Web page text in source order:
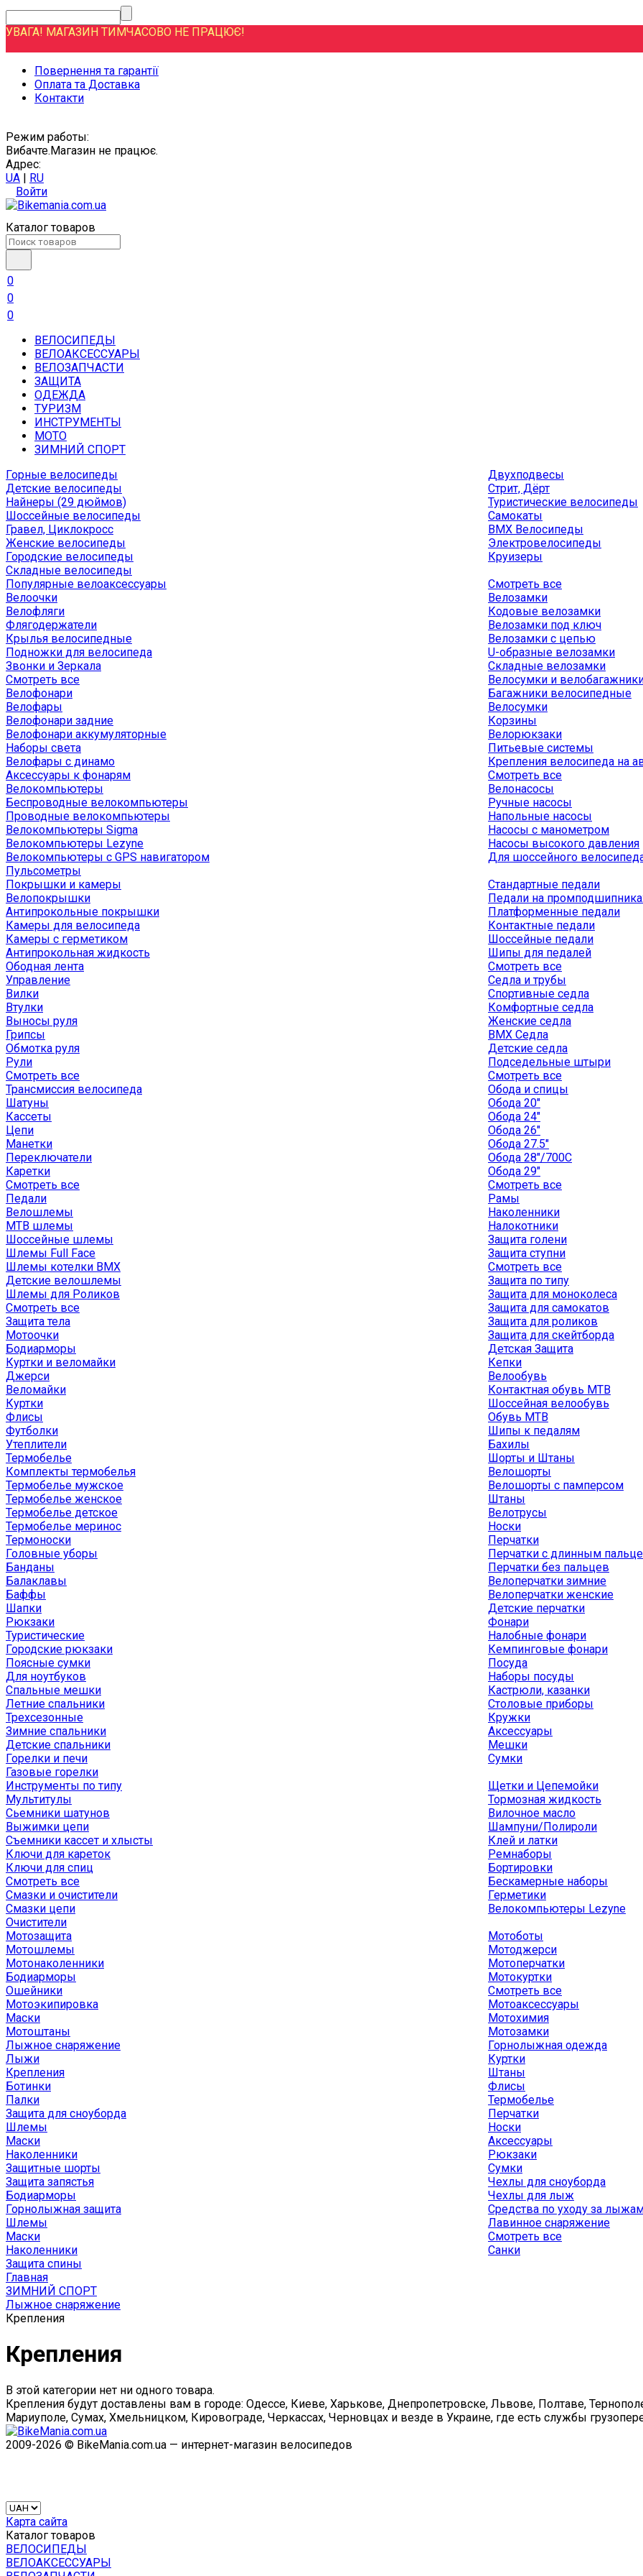
УВАГА! МАГАЗИН ТИМЧАСОВО НЕ ПРАЦЮЄ!
Повернення та гарантії
Оплата та Доставка
Контакти
Режим работы:
Вибачте.Магазин не працює.
Адрес:
UA | RU
Войти
Каталог товаров
0
0
0
ВЕЛОСИПЕДЫ
ВЕЛОАКСЕССУАРЫ
ВЕЛОЗАПЧАСТИ
ЗАЩИТА
ОДЕЖДА
ТУРИЗМ
ИНСТРУМЕНТЫ
МОТО
ЗИМНИЙ СПОРТ
Горные велосипеды
Детские велосипеды
Найнеры (29 дюймов)
Шоссейные велосипеды
Гравел, Циклокросс
Женские велосипеды
Городcкие велосипеды
Складные велосипеды
Двухподвесы
Стрит, Дёрт
Туристические велосипеды
Самокаты
BMX Велосипеды
Электровелосипеды
Круизеры
Популярные велоаксессуары
Велоочки
Велофляги
Флягодержатели
Крылья велосипедные
Подножки для велосипеда
Звонки и Зеркала
Смотреть все
Велофонари
Велофары
Велофонари задние
Велофонари аккумуляторные
Наборы света
Велофары с динамо
Аксессуары к фонарям
Велокомпьютеры
Беспроводные велокомпьютеры
Проводные велокомпьютеры
Велокомпьютеры Sigma
Велокомпьютеры Lezyne
Велокомпьютеры с GPS навигатором
Пульсометры
Смотреть все
Велозамки
Кодовые велозамки
Велозамки под ключ
Велозамки с цепью
U-образные велозамки
Складные велозамки
Велосумки и
Багажники велосипедные
Велосумки
Корзины
Велорюкзаки
Питьевые системы
Крепления велосипеда на
Смотреть все
Велонасосы
Ручные насосы
Напольные насосы
Насосы с манометром
Насосы высокого давления
Для шоссейного
Покрышки и камеры
Велопокрышки
Антипрокольные покрышки
Камеры для велосипеда
Камеры с герметиком
Антипрокольная жидкость
Ободная лента
Управление
Вилки
Втулки
Выносы руля
Грипсы
Обмотка руля
Рули
Смотреть все
Трансмиссия велосипеда
Шатуны
Кассеты
Цепи
Манетки
Переключатели
Каретки
Смотреть все
Педали
Стандартные педали
Педали на
Платформенные педали
Контактные педали
Шоссейные педали
Шипы для педалей
Смотреть все
Седла и трубы
Спортивные седла
Комфортные седла
Женские седла
BMX Седла
Детские седла
Подседельные штыри
Смотреть все
Обода и спицы
Обода 20"
Обода 24"
Обода 26"
Обода 27.5"
Обода 28"/700C
Обода 29"
Смотреть все
Рамы
Велошлемы
MTB шлемы
Шоссейные шлемы
Шлемы Full Face
Шлемы котелки BMX
Детские велошлемы
Шлемы для Роликов
Смотреть все
Защита тела
Мотоочки
Бодиарморы
Наколенники
Налокотники
Защита голени
Защита ступни
Смотреть все
Защита по типу
Защита для моноколеса
Защита для самокатов
Защита для роликов
Защита для скейтборда
Детская Защита
Куртки и веломайки
Джерси
Веломайки
Куртки
Флисы
Футболки
Утеплители
Термобелье
Комплекты термобелья
Термобелье мужское
Термобелье женское
Термобелье детское
Термобелье меринос
Термоноски
Головные уборы
Банданы
Балаклавы
Баффы
Шапки
Кепки
Велообувь
Контактная обувь MTB
Шоссейная велообувь
Обувь MTB
Шипы к педалям
Бахилы
Шорты и Штаны
Велошорты
Велошорты с памперсом
Штаны
Велотрусы
Носки
Перчатки
Перчатки с длинным
Перчатки без пальцев
Велоперчатки зимние
Велоперчатки женские
Детские перчатки
Рюкзаки
Туристические
Городские рюкзаки
Поясные сумки
Для ноутбуков
Спальные мешки
Летние спальники
Трехсезонные
Зимние спальники
Детские спальники
Горелки и печи
Газовые горелки
Фонари
Налобные фонари
Кемпинговые фонари
Посуда
Наборы посуды
Кастрюли, казанки
Столовые приборы
Кружки
Аксессуары
Мешки
Сумки
Инструменты по типу
Мультитулы
Сьемники шатунов
Выжимки цепи
Съемники кассет и хлысты
Ключи для кареток
Ключи для спиц
Смотреть все
Смазки и очистители
Смазки цепи
Очистители
Щетки и Цепемойки
Тормозная жидкость
Вилочное масло
Шампуни/Полироли
Клей и латки
Ремнаборы
Бортировки
Бескамерные наборы
Герметики
Велокомпьютеры Lezyne
Мотозащита
Мотошлемы
Мотонаколенники
Бодиарморы
Ошейники
Мотоэкипировка
Маски
Мотоштаны
Мотоботы
Мотоджерси
Мотоперчатки
Мотокуртки
Смотреть все
Мотоаксессуары
Мотохимия
Мотозамки
Лыжное снаряжение
Лыжи
Крепления
Ботинки
Палки
Защита для сноуборда
Шлемы
Маски
Наколенники
Защитные шорты
Защита запястья
Бодиарморы
Горнолыжная защита
Шлемы
Маски
Наколенники
Защита спины
Горнолыжная одежда
Куртки
Штаны
Флисы
Термобелье
Перчатки
Носки
Аксессуары
Рюкзаки
Сумки
Чехлы для сноуборда
Чехлы для лыж
Средства по уходу за
Лавинное снаряжение
Смотреть все
Санки
Главная
ЗИМНИЙ СПОРТ
Лыжное снаряжение
Крепления
Крепления
В этой категории нет ни одного товара.
Крепления будут доставлены вам в городе: Одессе, Киеве, Харькове, Днепропетровске, Львове, Полтаве,
Мариуполе, Сумах, Хмельницком, Кировограде, Черкассах, Черновцах и везде в Украине, где есть службы
2009-2026 © BikeMania.com.ua — интернет-магазин велосипедов
Карта сайта
Каталог товаров
ВЕЛОСИПЕДЫ
ВЕЛОАКСЕССУАРЫ